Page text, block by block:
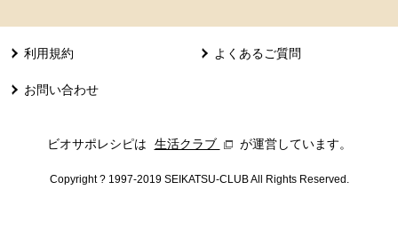
利用規約 よくあるご質問
お問い合わせ
ビオサポレシピは 生活クラブ 別のウィンドウで開きます。
が運営しています。
Copyright ? 1997-2019 SEIKATSU-CLUB All Rights Reserved.